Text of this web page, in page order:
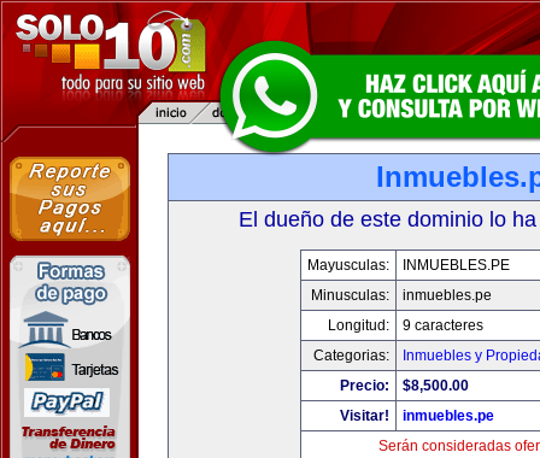
El dueño de este dominio lo
Mayusculas:
INMUEBLES.PE
Minusculas:
inmuebles.pe
Longitud:
9 caracteres
Categorias:
Inmuebles y
Precio:
$8,500.00
Visitar!
inmuebles.pe
Serán consideradas